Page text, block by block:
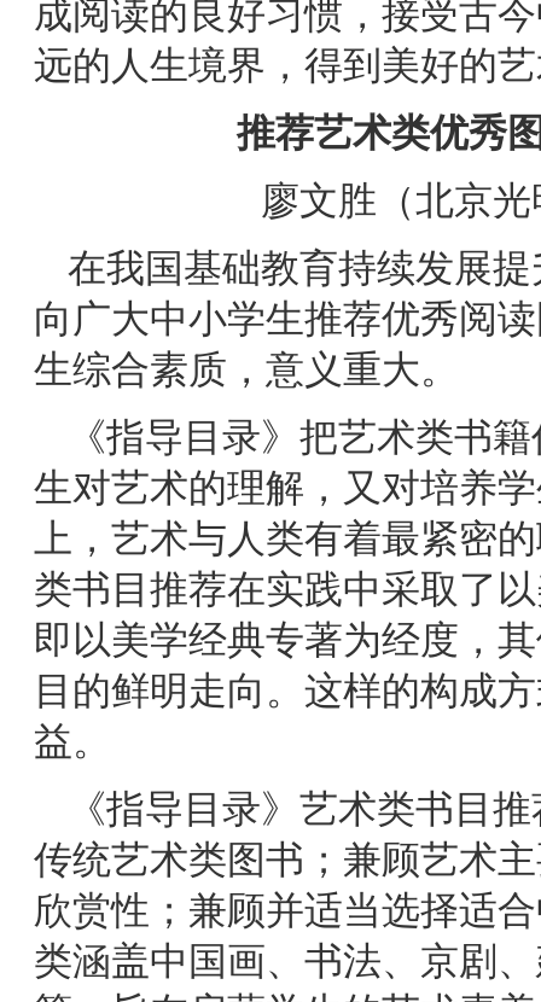
成阅读的良好习惯，接受古
远的人生境界，得到美好的
推荐艺术类优秀
廖文胜 （北京
在我国基础教育持续发展
向广大中小学生推荐优秀阅
生综合素质，意义重大。
《指导目录》把艺术类书
生对艺术的理解，又对培养
上，艺术与人类有着最紧密
类书目推荐在实践中采取了
即以美学经典专著为经度，
目的鲜明走向。这样的构成
益。
《指导目录》艺术类书目
传统艺术类图书；兼顾艺术
欣赏性；兼顾并适当选择适
类涵盖中国画、书法、京剧